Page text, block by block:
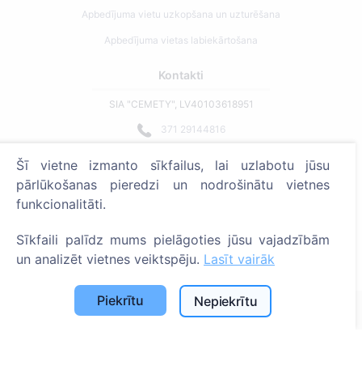
Apbedījuma vietu uzkopšana un uzturēšana
Apbedījuma vietas labiekārtošana
Kontakti
SIA "CEMETY", LV40103618951
371 29144816
Strādājam visā Latvijā!
Administratoriem
© 2013 - 2026 Cemety Visas tiesības aizsargātas
Privātuma politika un noteikumi.
Šī vietne izmanto sīkfailus, lai uzlabotu jūsu
pārlūkošanas pieredzi un nodrošinātu vietnes
funkcionalitāti.
Sīkfaili palīdz mums pielāgoties jūsu vajadzībām
un analizēt vietnes veiktspēju. Lasīt vairāk
Piekrītu Nepiekrītu